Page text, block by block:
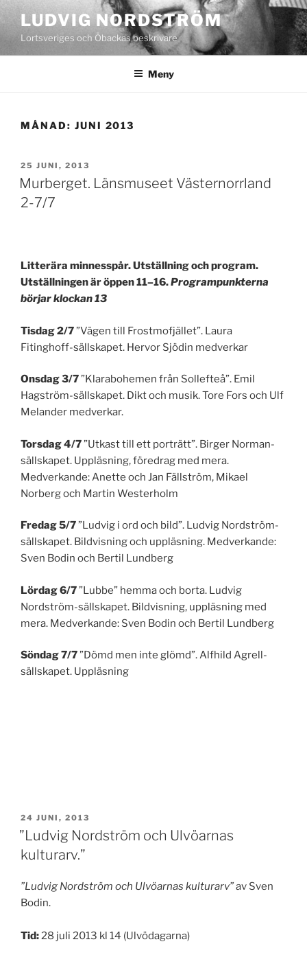
Hoppa
till
innehåll
LUDVIG NORDSTRÖM
Lortsveriges och Öbackas beskrivare
Meny
MÅNAD: JUNI 2013
PUBLICERAT
25 JUNI, 2013
Murberget. Länsmuseet Västernorrland
2-7/7
Litterära minnesspår. Utställning och program.
Utställningen är öppen 11–16.Programpunkterna
börjar klockan 13
Tisdag 2/7”Vägen till Frostmofjället”. Laura
Fitinghoff-sällskapet. Hervor Sjödin medverkar
Onsdag 3/7”Klarabohemen från Sollefteå”. Emil
Hagström-sällskapet. Dikt och musik. Tore Fors och Ulf
Melander medverkar.
Torsdag 4/7”Utkast till ett porträtt”. Birger Norman-
sällskapet. Uppläsning, föredrag med mera.
Medverkande: Anette och Jan Fällström, Mikael
Norberg och Martin Westerholm
Fredag 5/7”Ludvig i ord och bild”. Ludvig Nordström-
sällskapet. Bildvisning och uppläsning. Medverkande:
Sven Bodin och Bertil Lundberg
Lördag 6/7”Lubbe” hemma och borta. Ludvig
Nordström-sällskapet. Bildvisning, uppläsning med
mera. Medverkande: Sven Bodin och Bertil Lundberg
Söndag 7/7”Dömd men inte glömd”. Alfhild Agrell-
sällskapet. Uppläsning
PUBLICERAT
24 JUNI, 2013
”Ludvig Nordström och Ulvöarnas
kulturarv.”
”Ludvig Nordström och Ulvöarnas kulturarv”av Sven
Bodin.
Tid:28 juli 2013 kl 14 (Ulvödagarna)